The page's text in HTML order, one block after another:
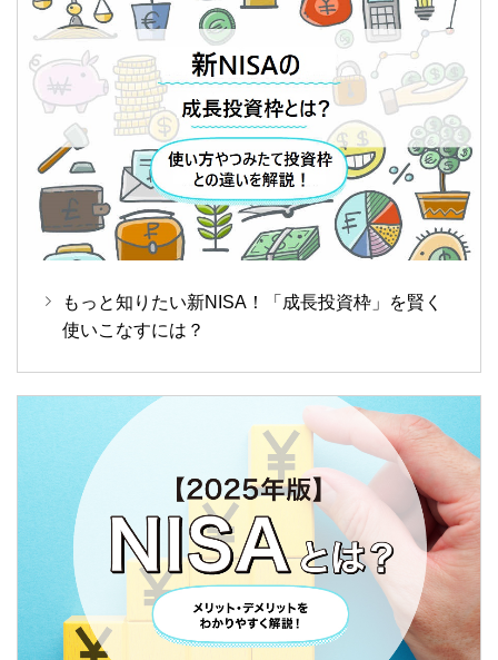
もっと知りたい新NISA！「成長投資枠」を賢く
使いこなすには？